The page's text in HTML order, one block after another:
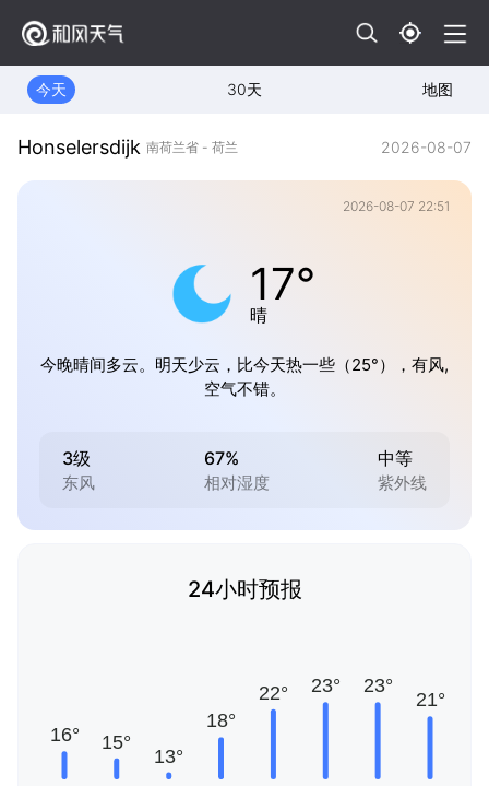
今天 30天 地图
Honselersdijk 南荷兰省 - 荷兰 2026-08-07
2026-08-07 22:51
17°
晴
今晚晴间多云。明天少云，比今天热一些（25°），有风,
空气不错。
3级
东风
67%
相对湿度
中等
紫外线
24小时预报